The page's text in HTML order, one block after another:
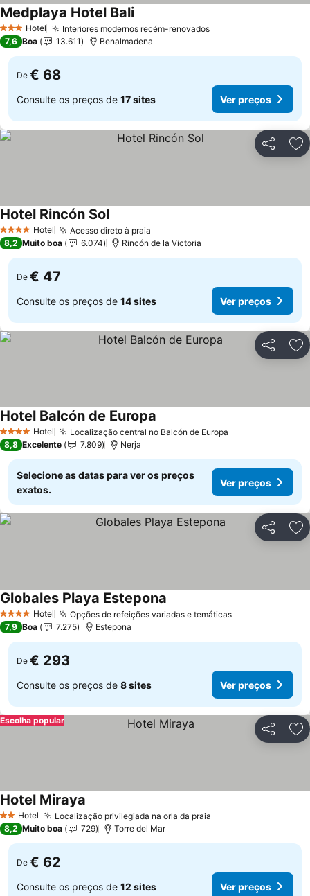
3 EstrelasHotel Interiores modernos recém-renovadosVer preços
Medplaya Hotel BaliVer preços
7,6 Boa 13.611 Benalmadena
De € 68
Consulte os preços de 17 sites Ver preços
Partilhar
4 EstrelasHotel Acesso direto à praia
Hotel Rincón SolVer preços
8,2 Muito boa 6.074 Rincón de la Victoria
De € 47
Consulte os preços de 14 sites Ver preços
Partilhar
4 EstrelasHotel Localização central no Balcón de Europa
Hotel Balcón de Europa
8,8 Excelente 7.809 Nerja
Selecione as datas para ver os preços
exatos.
Ver preços
Partilhar
4 EstrelasHotel Opções de refeições variadas e temáticasVer preços
Globales Playa Estepona
7,9 Boa 7.275 Estepona
De € 293
Consulte os preços de 8 sites Ver preços
Partilhar
Escolha popular
2 Estrelas
Hotel Localização privilegiada na orla da praia
Hotel Miraya
8,2 Muito boa 729 Torre del Mar
De € 62
Consulte os preços de 12 sites Ver preços